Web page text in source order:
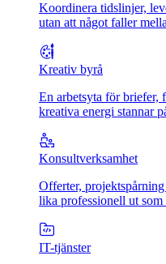
Koordinera tidslinjer,
utan att något faller
Kreativ byrå
En arbetsyta för briefer,
kreativa energi stannar
Konsultverksamhet
Offerter,
lika professionell ut som
IT-tjänster